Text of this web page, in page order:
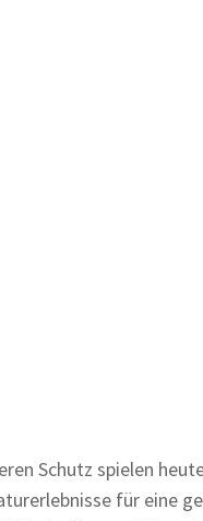
Schutz spielen
für eine